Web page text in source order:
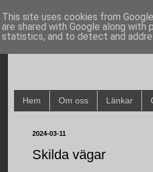
Hem Om oss Länkar
2024-03-11
Skilda vägar
This site uses cookies from
are shared with Google along
statistics, and to detect and